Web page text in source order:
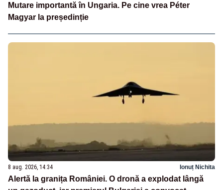
Mutare importantă în Ungaria. Pe cine vrea Péter
Magyar la președinție
8 aug. 2026, 14:34 Ionuț Nichita
Alertă la granița României. O dronă a explodat lângă